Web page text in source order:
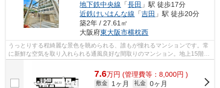
地下鉄中央線 「長田 」駅 徒歩17分
近鉄けいはんな線 「吉田 」駅 徒歩20分
築2年 / 27.61㎡
大阪府東大阪市横枕西
うっとりする程綺麗な景色を眺められる、誰もが憧れるマンションです。常
に新鮮な空気を取り入れられる通風良好な間取りのマンション。地上15階建
7.6万円 (管理費等：8,000円 )
敷金 1ヶ月 礼金 0ヶ月